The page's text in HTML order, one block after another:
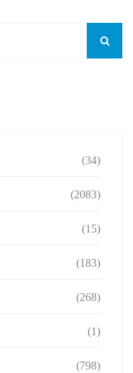
(34)
(2083)
(15)
(183)
(268)
(1)
(798)